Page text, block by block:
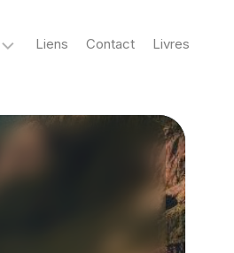
Liens Contact Livres